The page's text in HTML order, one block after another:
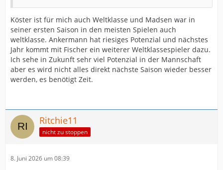
Köster ist für mich auch Weltklasse und Madsen war in
seiner ersten Saison in den meisten Spielen auch
weltklasse. Ankermann hat riesiges Potenzial und nächstes
Jahr kommt mit Fischer ein weiterer Weltklassespieler dazu.
Ich sehe in Zukunft sehr viel Potenzial in der Mannschaft
aber es wird nicht alles direkt nächste Saison wieder besser
werden, es benötigt Zeit.
Ritchie11
nicht zu stoppen
8. Juni 2026 um 08:39